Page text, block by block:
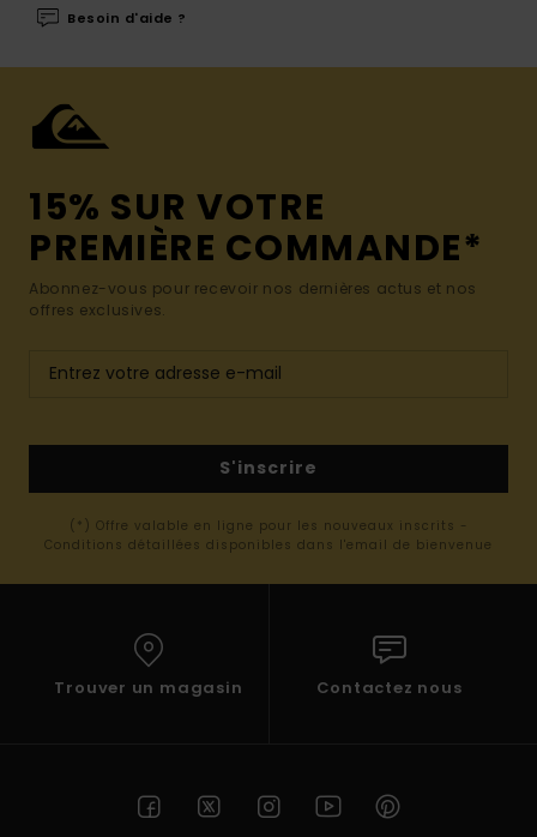
Besoin d'aide ?
15% SUR VOTRE
PREMIÈRE COMMANDE*
Abonnez-vous pour recevoir nos dernières actus et nos
offres exclusives.
S'inscrire
(*) Offre valable en ligne pour les nouveaux inscrits -
Conditions détaillées disponibles dans l'email de bienvenue
Trouver un magasin Contactez nous